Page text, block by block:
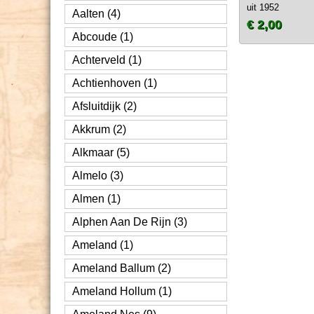
Aalten (4)
Abcoude (1)
Achterveld (1)
Achtienhoven (1)
Afsluitdijk (2)
Akkrum (2)
Alkmaar (5)
Almelo (3)
Almen (1)
Alphen Aan De Rijn (3)
Ameland (1)
Ameland Ballum (2)
Ameland Hollum (1)
uit 1952
€ 2,00